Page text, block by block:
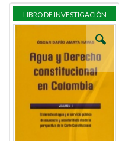
Skip
the
Skip
the
beginning
LIBRO DE INVESTIGACIÓN